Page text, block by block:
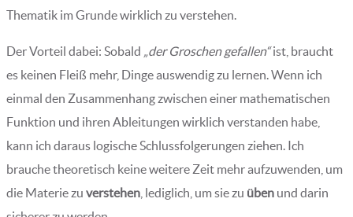
Thematik im Grunde wirklich zu verstehen.
Der Vorteil dabei: Sobald „der Groschen gefallen“ist, braucht
es keinen Fleiß mehr, Dinge auswendig zu lernen. Wenn ich
einmal den Zusammenhang zwischen einer mathematischen
Funktion und ihren Ableitungen wirklich verstanden habe,
kann ich daraus logische Schlussfolgerungen ziehen. Ich
brauche theoretisch keine weitere Zeit mehr aufzuwenden, um
die Materie zu verstehen , lediglich, um sie zu üben und darin